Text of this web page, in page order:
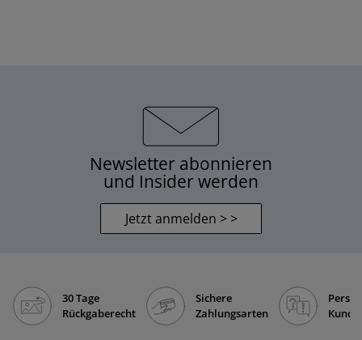
Newsletter abonnieren
und Insider werden
Jetzt anmelden > >
30 Tage
Rückgaberecht
Sichere
Zahlungsarten